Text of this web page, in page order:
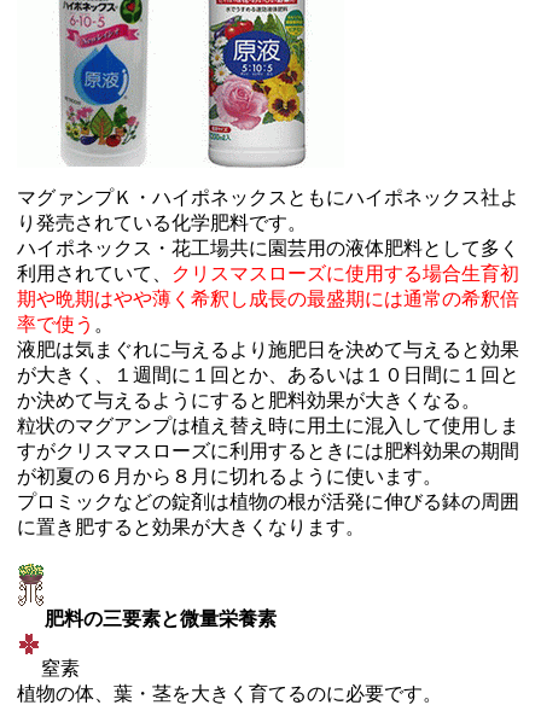
マグァンプＫ・ハイポネックスともにハイポネックス社よ
り発売されている化学肥料です。
ハイポネックス・花工場共に園芸用の液体肥料として多く
利用されていて、
クリスマスローズに使用する場合生育初
期や晩期はやや薄く希釈し成長の最盛期には通常の希釈倍
率で使う 。
液肥は気まぐれに与えるより施肥日を決めて与えると効果
が大きく、１週間に１回とか、あるいは１０日間に１回と
か決めて与えるようにすると肥料効果が大きくなる。
粒状のマグアンプは植え替え時に用土に混入して使用しま
すがクリスマスローズに利用するときには肥料効果の期間
が初夏の６月から８月に切れるように使います。
プロミックなどの錠剤は植物の根が活発に伸びる鉢の周囲
に置き肥すると効果が大きくなります。
肥料の三要素と微量栄養素
窒素
植物の体、葉・茎を大きく育てるのに必要です。